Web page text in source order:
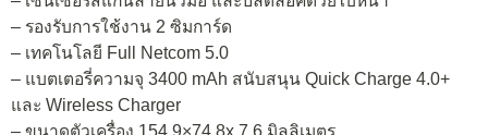
– รองรับการใช้งาน 2 ซิมการ์ด
– เทคโนโลยี Full Netcom 5.0
– แบตเตอรี่ความจุ 3400 mAh สนับสนุน Quick Charge 4.0+
และ Wireless Charger
– ขนาดตัวเครื่อง 154.9×74.8x 7.6 มิลลิเมตร